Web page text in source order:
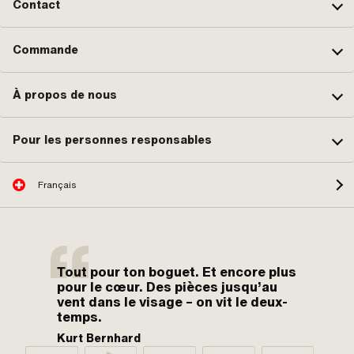
Contact
Commande
À propos de nous
Pour les personnes responsables
Français
Tout pour ton boguet. Et encore plus
pour le cœur. Des pièces jusqu’au
vent dans le visage – on vit le deux-
temps.
Kurt Bernhard